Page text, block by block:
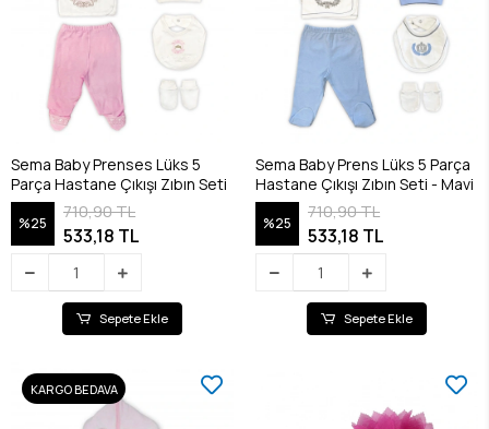
Sema Baby Prenses Lüks 5
Parça Hastane Çıkışı Zıbın Seti
%25
710,90 TL
533,18 TL
Sepete Ekle
Sema Baby Prens Lüks 5 Parça
Hastane Çıkışı Zıbın Seti - Mavi
%25
710,90 TL
533,18 TL
Sepete Ekle
KARGO BEDAVA